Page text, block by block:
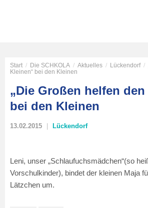
Start / Die SCHKOLA / Aktuelles / Lückendorf /
Kleinen“ bei den Kleinen
„Die Großen helfen
bei den Kleinen
13.02.2015 Lückendorf
Leni, unser „Schlaufuchsmädchen“(so
Vorschulkinder), bindet der kleinen Maja
Lätzchen um.